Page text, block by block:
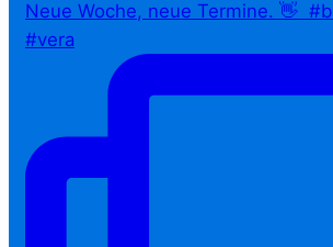
Neue Woche, neue Termine. 👋⁠
#vera